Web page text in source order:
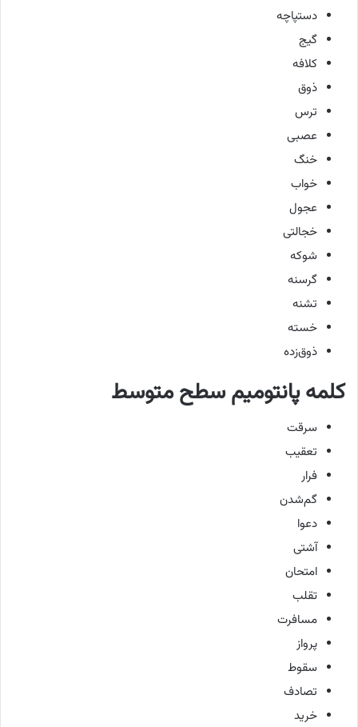
دستپاچه
گیج
کلافه
ذوق
ترس
عصبی
خنگ
خواب
عجول
خجالتی
شوکه
گرسنه
تشنه
خسته
ذوق‌زده
کلمه پانتومیم سطح متوسط
سرقت
تعقیب
فرار
گم‌شدن
دعوا
آشتی
امتحان
تقلب
مسافرت
پرواز
سقوط
تصادف
خرید